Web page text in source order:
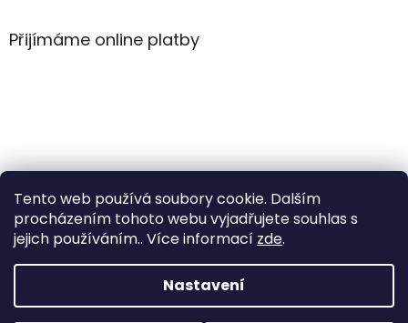
Tento web používá soubory cookie. Dalším
procházením tohoto webu vyjadřujete souhlas s
jejich používáním.. Více informací zde.
Nastavení
aPřijímáme online platby
Vytvořil Shoptet